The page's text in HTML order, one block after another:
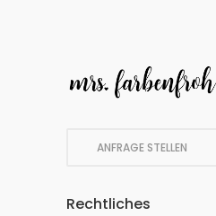
ANFRAGE STELLEN
Rechtliches